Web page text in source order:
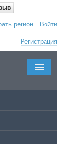
регион Войти
Регистрация